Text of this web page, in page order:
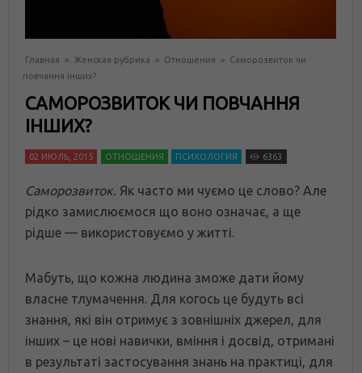
Главная » Женская рубрика » Отношения » Саморозвиток чи
повчання інших?
САМОРОЗВИТОК ЧИ ПОВЧАННЯ
ІНШИХ?
02 ИЮЛЬ, 2015 ОТНОШЕНИЯ ПСИХОЛОГИЯ 6363
Саморозвиток. Як часто ми чуємо це слово? Але
рідко замислюємося що воно означає, а ще
рідше — використовуємо у житті.
Мабуть, що кожна людина зможе дати йому
власне тлумачення. Для когось це будуть всі
знання, які він отримує з зовнішніх джерел, для
інших – це нові навички, вміння і досвід, отримані
в результаті застосування знань на практиці, для